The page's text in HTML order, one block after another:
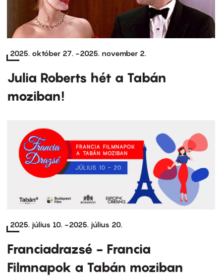
2025. október 27. -2025. november 2.
Julia Roberts hét a Tabán
moziban!
2025. július 10. -2025. július 20.
Franciadrazsé - Francia
Filmnapok a Tabán moziban